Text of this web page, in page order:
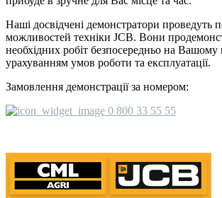
Наші досвідчені демонстратори проведуть
можливостей техніки JCB. Вони
необхідних робіт безпосередньо на Вашому
урахуванням умов роботи та експлуатації.
Замовлення демонстрації за номером:
0 800 33 55 55